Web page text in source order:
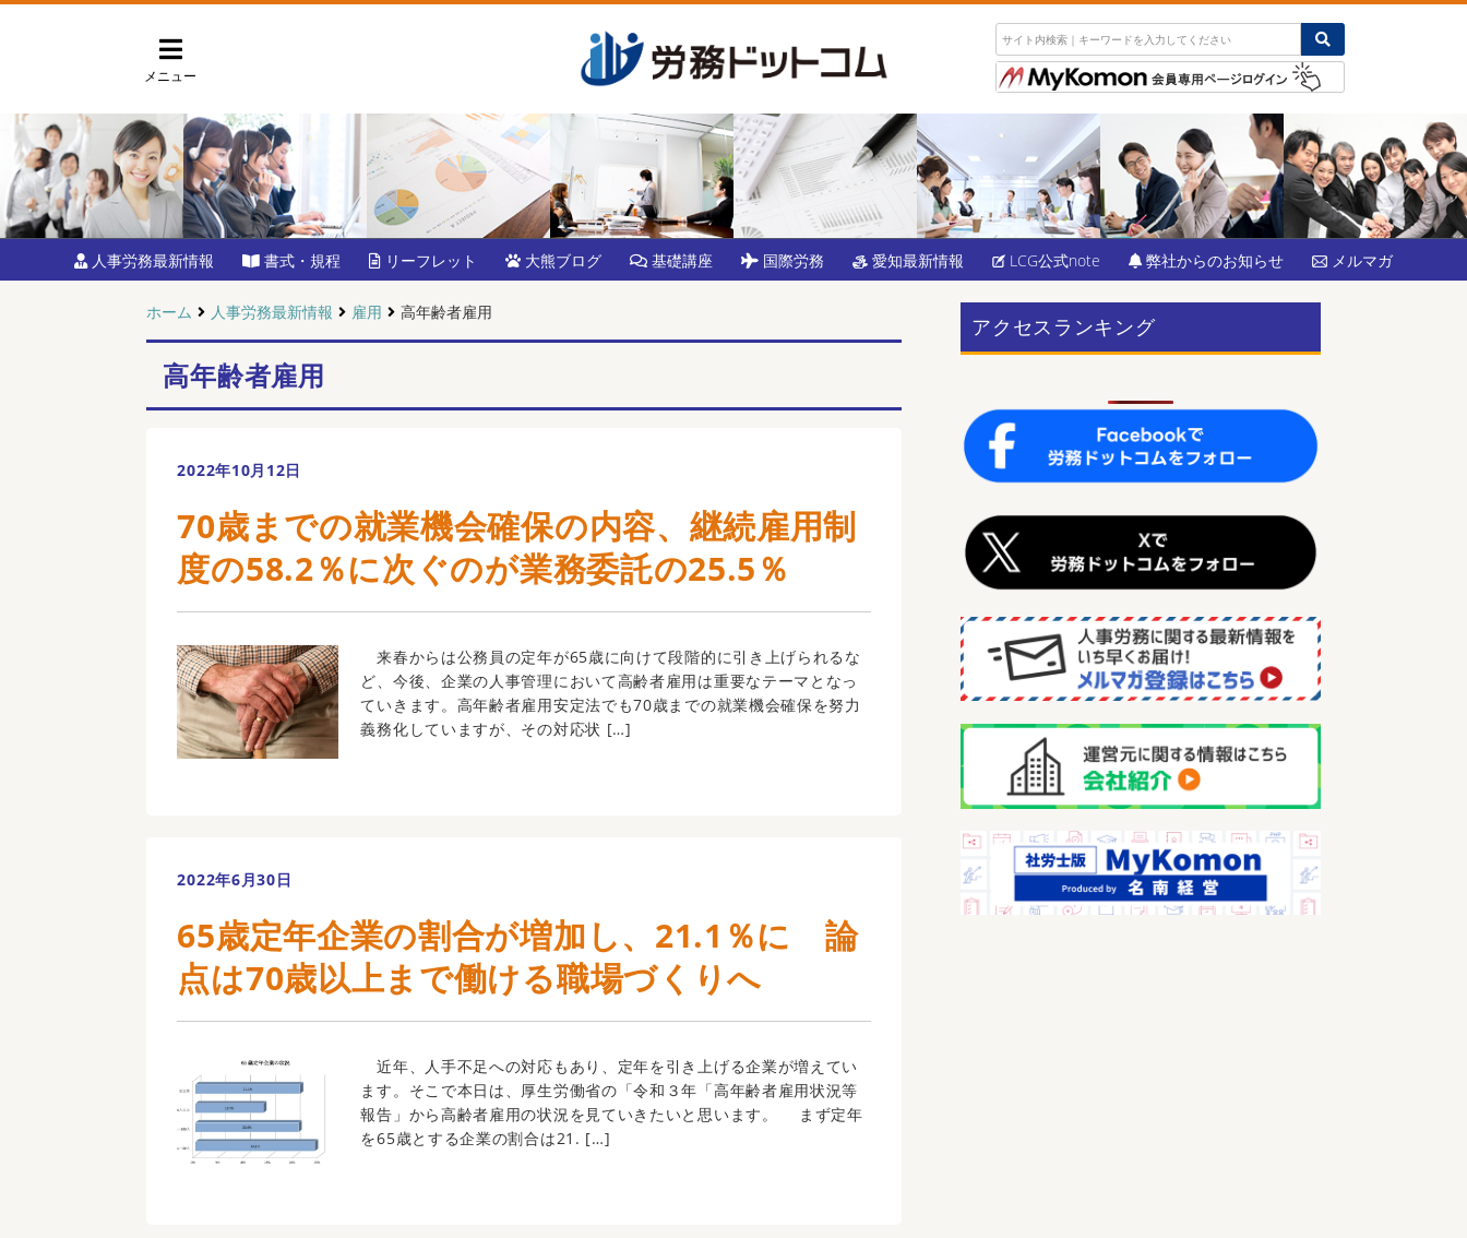
メニュー
人事労務最新情報 書式・規程 リーフレット 大熊ブログ 基礎講座 国際労務 愛知最新情報 LCG公式note 弊社からのお知らせ メルマガ
ホーム 人事労務最新情報 雇用 高年齢者雇用
高年齢者雇用
2022年10月12日
70歳までの就業機会確保の内容、継続雇用制
度の58.2％に次ぐのが業務委託の25.5％
来春からは公務員の定年が65歳に向けて段階的に引き上げられるな
ど、今後、企業の人事管理において高齢者雇用は重要なテーマとなっ
ていきます。高年齢者雇用安定法でも70歳までの就業機会確保を努力
義務化していますが、その対応状 […]
2022年6月30日
65歳定年企業の割合が増加し、21.1％に 論
点は70歳以上まで働ける職場づくりへ
近年、人手不足への対応もあり、定年を引き上げる企業が増えてい
ます。そこで本日は、厚生労働省の「令和３年「高年齢者雇用状況等
報告」から高齢者雇用の状況を見ていきたいと思います。 まず定年
を65歳とする企業の割合は21. […]
アクセスランキング